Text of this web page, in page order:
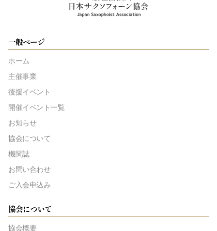
一般ページ
ホーム
主催事業
後援イベント
開催イベント一覧
お知らせ
協会について
機関誌
お問い合わせ
ご入会申込み
協会について
協会概要